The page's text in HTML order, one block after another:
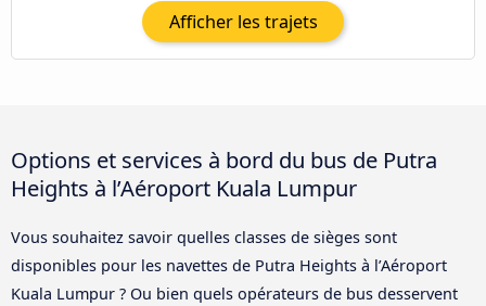
Afficher les trajets
Options et services à bord du bus de Putra
Heights à l’Aéroport Kuala Lumpur
Vous souhaitez savoir quelles classes de sièges sont
disponibles pour les navettes de Putra Heights à l’Aéroport
Kuala Lumpur ? Ou bien quels opérateurs de bus desservent